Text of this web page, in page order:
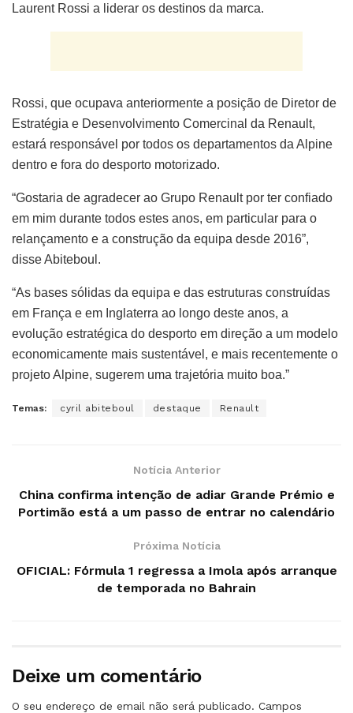
Laurent Rossi a liderar os destinos da marca.
Rossi, que ocupava anteriormente a posição de Diretor de
Estratégia e Desenvolvimento Comercinal da Renault,
estará responsável por todos os departamentos da Alpine
dentro e fora do desporto motorizado.
“Gostaria de agradecer ao Grupo Renault por ter confiado
em mim durante todos estes anos, em particular para o
relançamento e a construção da equipa desde 2016”,
disse Abiteboul.
“As bases sólidas da equipa e das estruturas construídas
em França e em Inglaterra ao longo deste anos, a
evolução estratégica do desporto em direção a um modelo
economicamente mais sustentável, e mais recentemente o
projeto Alpine, sugerem uma trajetória muito boa.”
Temas: cyril abiteboul destaque Renault
Notícia Anterior
China confirma intenção de adiar Grande Prémio e
Portimão está a um passo de entrar no calendário
Próxima Notícia
OFICIAL: Fórmula 1 regressa a Imola após arranque
de temporada no Bahrain
Deixe um comentário
O seu endereço de email não será publicado. Campos